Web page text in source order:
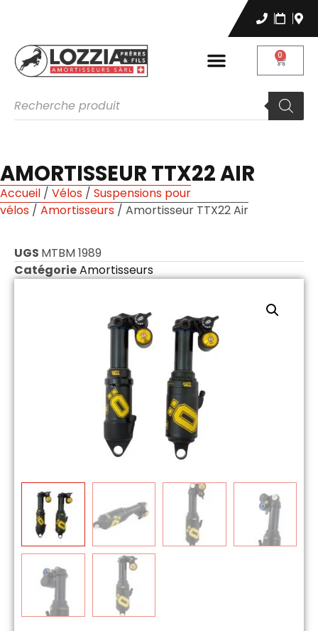
0
AMORTISSEUR TTX22 AIR
Accueil / Vélos / Suspensions pour
vélos / Amortisseurs / Amortisseur TTX22 Air
UGS MTBM 1989
CatégorieAmortisseurs